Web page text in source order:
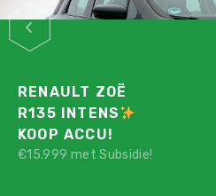
RENAULT ZOË
R135 INTENS
KOOP ACCU!
€15.999 met Subsidie!